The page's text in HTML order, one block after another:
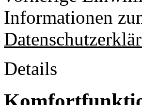
Informationen
Details